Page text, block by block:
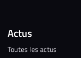
Actus
Toutes les actus